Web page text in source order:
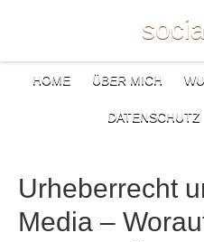
HOME ÜBER MICH
DATENSCHUTZ
Urheberrecht
Media –